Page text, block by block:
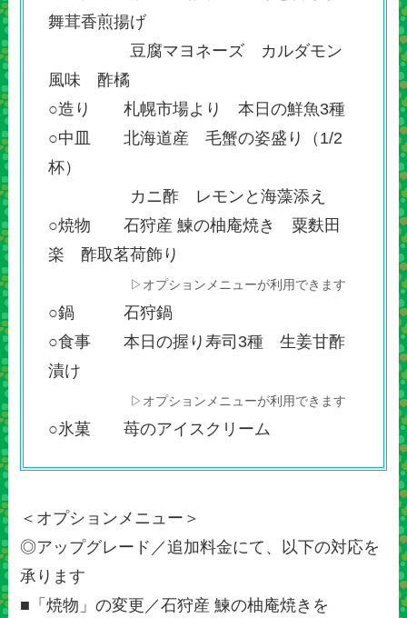
舞茸香煎揚げ
豆腐マヨネーズ カルダモン
風味 酢橘
○造り 札幌市場より 本日の鮮魚3種
○中皿 北海道産 毛蟹の姿盛り（1/2
杯）
カニ酢 レモンと海藻添え
○焼物 石狩産 鰊の柚庵焼き 粟麩田
楽 酢取茗荷飾り
▷オプションメニューが利用できます
○鍋 石狩鍋
○食事 本日の握り寿司3種 生姜甘酢
漬け
▷オプションメニューが利用できます
○氷菓 苺のアイスクリーム
＜オプションメニュー＞
◎アップグレード／追加料金にて、以下の対応を
承ります
■「焼物」の変更／石狩産 鰊の柚庵焼きを